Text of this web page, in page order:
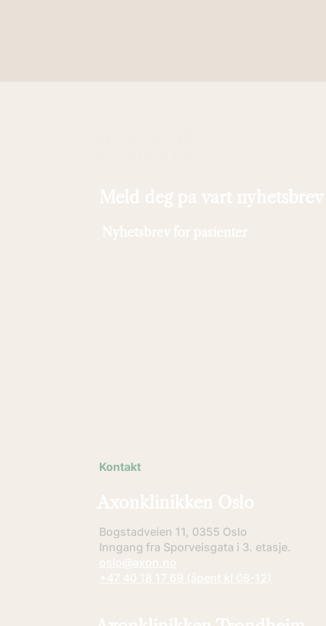
Meld deg på vårt nyhetsbrev
Nyhetsbrev for pasienter
Kontakt
Axonklinikken Oslo
Bogstadveien 11, 0355 Oslo
Inngang fra Sporveisgata i 3. etasje.
oslo@axon.no
+47 40 18 17 69 (åpent kl 08-12)